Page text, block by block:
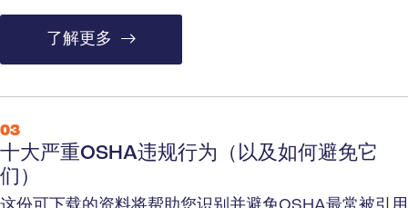
了解更多
03
十大严重OSHA违规行为（以及如何避免它
们）